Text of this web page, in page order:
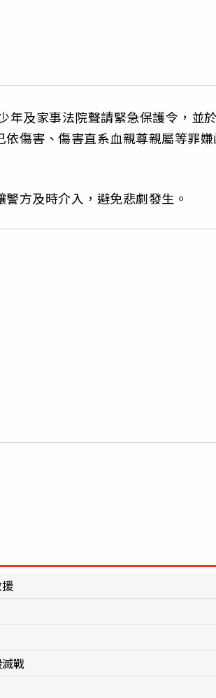
年及家事法院聲請緊急保護令，並於
傷害、傷害直系血親尊親屬等罪嫌
方及時介入，避免悲劇發生。
戰